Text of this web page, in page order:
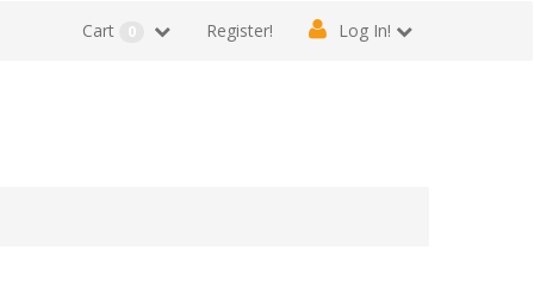
Register! Log In!
Cart 0